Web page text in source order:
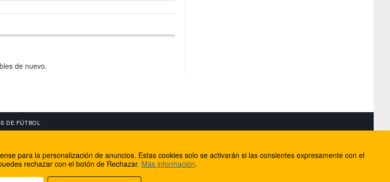
de nuevo.
DE FÚTBOL
Internet Rural Mallorca
Registro de dominios
para la personalización de anuncios. Estas cookies solo se activarán si las consientes expresamente con el
rechazar con el botón de Rechazar. Más información.